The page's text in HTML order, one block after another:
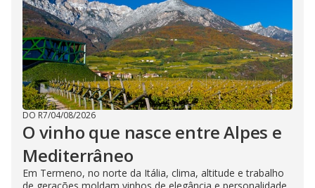
DO R7/04/08/2026
O vinho que nasce entre Alpes e
Mediterrâneo
Em Termeno, no norte da Itália, clima, altitude e trabalho